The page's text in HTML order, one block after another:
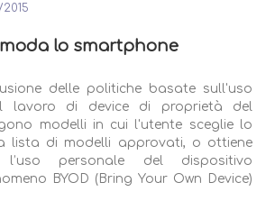
lo smartphone
delle politiche basate sull'uso
lavoro di device di proprietà del
modelli in cui l'utente sceglie lo
lista di modelli approvati, o ottiene
l’uso personale del dispositivo
BYOD (Bring Your Own Device)